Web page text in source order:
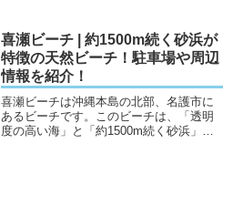
ポットです。この場所の滞在時間は15分
ぐらいで古宇利島に...
喜瀬ビーチ | 約1500m続く砂浜が
特徴の天然ビーチ！駐車場や周辺
情報を紹介！
喜瀬ビーチは沖縄本島の北部、名護市に
あるビーチです。このビーチは、「透明
度の高い海」と「約1500m続く砂浜」が